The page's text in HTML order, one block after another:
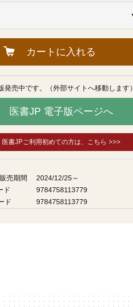
カートに入れる
発売中です。（外部サイトへ移動します）
医書JP 電子版ページへ
医書JPご利用初めての方は、こちら >>>
売期間
2024/12/25～
ド
9784758113779
ド
9784758113779